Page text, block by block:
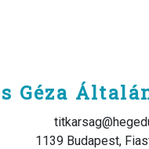
Géza
1139 Budapest,